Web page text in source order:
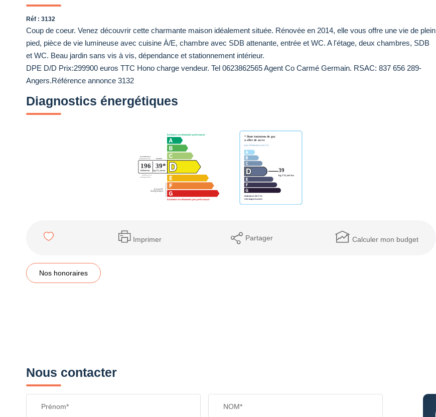
Réf : 3132
Coup de coeur. Venez découvrir cette charmante maison idéalement située. Rénovée en 2014, elle vous offre une vie de plein
pied, pièce de vie lumineuse avec cuisine À/E, chambre avec SDB attenante, entrée et WC. A l'étage, deux chambres, SDB
et WC. Beau jardin sans vis à vis, dépendance et stationnement intérieur.
DPE D/D Prix:299900 euros TTC Hono charge vendeur. Tel 0623862565 Agent Co Carmé Germain. RSAC: 837 656 289-
Angers.Référence annonce 3132
Diagnostics énergétiques
Imprimer Partager Calculer mon budget
Nos honoraires
Nous contacter
Prénom* NOM*